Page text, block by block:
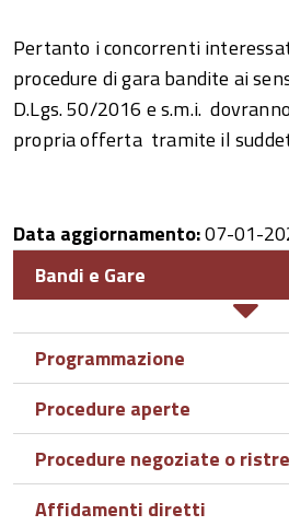
Pertanto i concorrenti
procedure di gara bandite ai
D.Lgs. 50/2016 e s.m.i.
propria offerta tramite il
‹ Bandi e Gare
Data aggiornamento:07-01-
Bandi e Gare
Programmazione
Procedure aperte
Procedure negoziate o
Affidamenti diretti